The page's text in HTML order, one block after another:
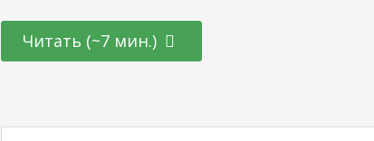
PromoPult.ru. Делаю блог, занимаюсь промо материалами и
прочими делами с контентом. Я хотела уйти от клиентского
Читать (~7 мин.)